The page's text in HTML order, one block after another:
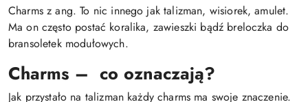
Charms z ang. To nic innego jak talizman, wisiorek, amulet.
Ma on często postać koralika, zawieszki bądź breloczka do
bransoletek modułowych.
Charms – co oznaczają?
Jak przystało na talizman każdy charms ma swoje znaczenie.